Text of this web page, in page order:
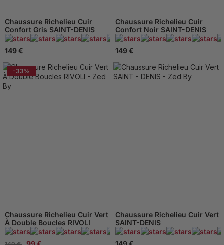
Chaussure Richelieu Cuir
Confort Gris SAINT-DENIS
149 €
95 Avis
Chaussure Richelieu Cuir
Confort Noir SAINT-DENIS
149 €
-33%
Chaussure Richelieu Cuir Vert
À Double Boucles RIVOLI
95 Avis
Chaussure Richelieu Cuir Vert
SAINT-DENIS